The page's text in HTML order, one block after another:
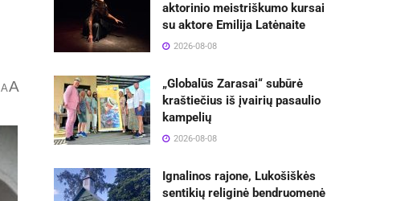
AA
aktorinio meistriškumo kursai
su aktore Emilija Latėnaite
2026-08-08
„Globalūs Zarasai“ subūrė
kraštiečius iš įvairių pasaulio
kampelių
2026-08-08
Ignalinos rajone, Lukošiškės
sentikių religinė bendruomenė